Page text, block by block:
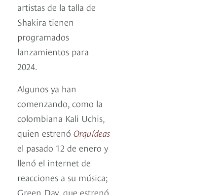
artistas de la talla de
Shakira tienen
programados
lanzamientos para
2024.
Algunos ya han
comenzando, como la
colombiana Kali Uchis,
quien estrenó Orquídeas
el pasado 12 de enero y
llenó el internet de
reacciones a su música;
Green Day, que estrenó